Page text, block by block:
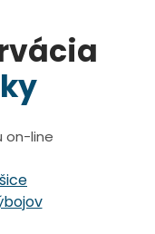
on-line